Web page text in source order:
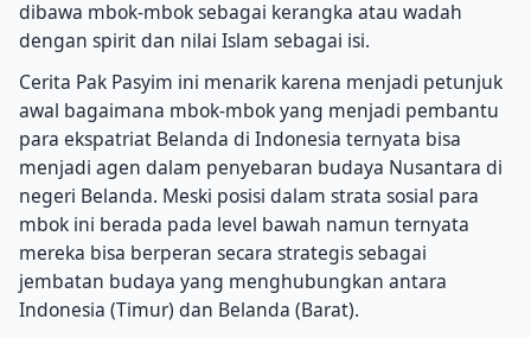
dibawa mbok-mbok sebagai kerangka atau wadah
dengan spirit dan nilai Islam sebagai isi.
Cerita Pak Pasyim ini menarik karena menjadi petunjuk
awal bagaimana mbok-mbok yang menjadi pembantu
para ekspatriat Belanda di Indonesia ternyata bisa
menjadi agen dalam penyebaran budaya Nusantara di
negeri Belanda. Meski posisi dalam strata sosial para
mbok ini berada pada level bawah namun ternyata
mereka bisa berperan secara strategis sebagai
jembatan budaya yang menghubungkan antara
Indonesia (Timur) dan Belanda (Barat).